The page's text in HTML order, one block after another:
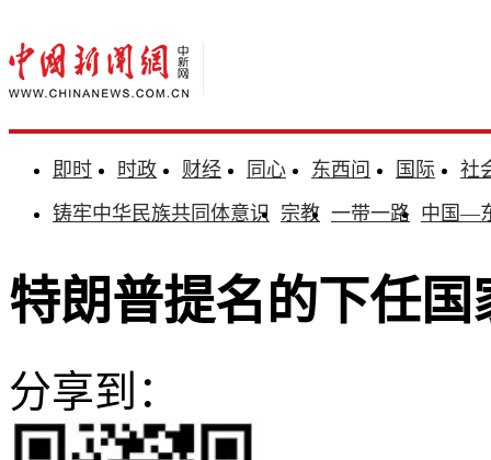
即时 时政 财经 同心 东西问 国际
社
铸牢中华民族共同体意识 宗教 一带一路 中国—
特朗普提名的下任
分享到：